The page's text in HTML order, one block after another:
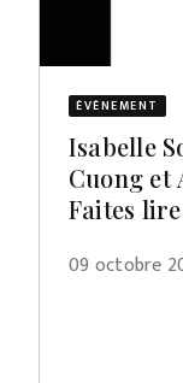
ÉVÈNEMENT
Isabelle
Cuong et
Faites
09 octobre